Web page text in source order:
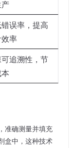
误率，提高
率
追溯性，节
准确测量并填充
盒中，这种技术